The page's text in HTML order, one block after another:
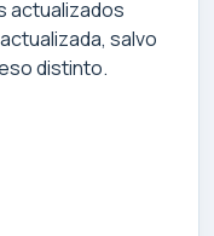
actualizados
salvo
distinto.